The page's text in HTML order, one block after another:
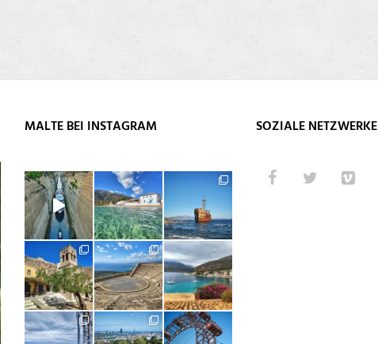
MALTE BEI INSTAGRAM SOZIALE NETZWERKE